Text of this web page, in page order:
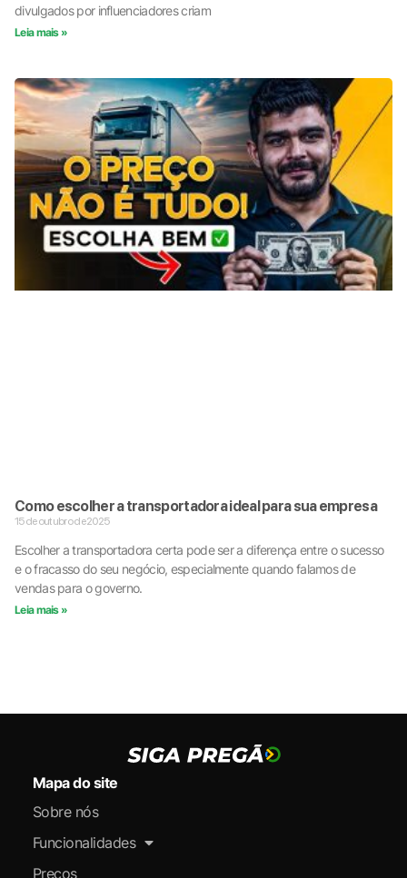
divulgados por influenciadores criam
Leia mais »
Como escolher a transportadora ideal para sua empresa
15 de outubro de 2025
Escolher a transportadora certa pode ser a diferença entre o sucesso
e o fracasso do seu negócio, especialmente quando falamos de
vendas para o governo.
Leia mais »
Mapa do site
Sobre nós
Funcionalidades
Preços